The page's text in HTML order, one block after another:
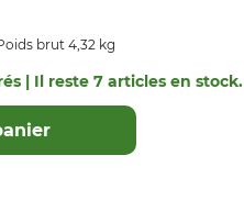
brut 4,32 kg
| Il reste 7 articles en stock.